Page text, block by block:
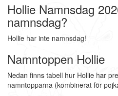
Hollie Namnsdag
namnsdag?
Hollie har inte namnsdag!
Namntoppen Hollie
Nedan finns tabell hur Hollie har
namntopparna (kombinerat för